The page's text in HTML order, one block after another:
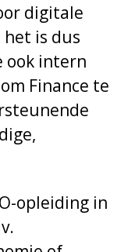
digitale
is dus
ook intern
Finance te
opleiding in